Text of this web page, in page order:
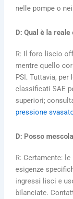
nelle pompe o
D: Qual è la
R: Il foro liscio
mentre quello
PSI. Tuttavia,
classificati SAE
superiori;
pressione
D: Posso
R: Certamente:
esigenze
ingressi lisci e
bilanciate.